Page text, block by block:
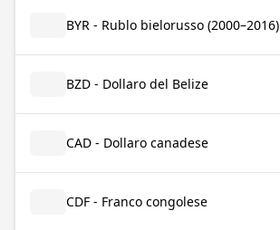
BYR - Rublo bielorusso (2000–2016)
BZD - Dollaro del Belize
CAD - Dollaro canadese
CDF - Franco congolese